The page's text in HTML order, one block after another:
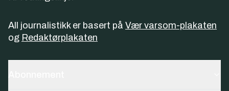
All journalistikk er basert på Vær varsom-plakaten
og Redaktørplakaten